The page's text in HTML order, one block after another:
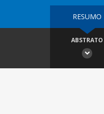
RESUMO
ABSTRATO